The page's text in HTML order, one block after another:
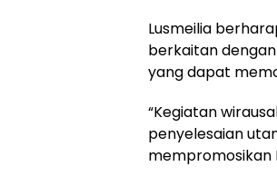
Lusmeilia
berkaitan dengan
yang dapat
“Kegiatan
penyelesaian
mempromosikan